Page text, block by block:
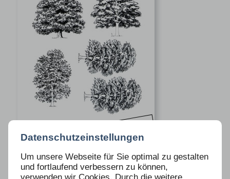
Datenschutzeinstellungen
Um unsere Webseite für Sie optimal zu gestalten
und fortlaufend verbessern zu können,
VERGRIFFEN
OTTMAR HÖRL